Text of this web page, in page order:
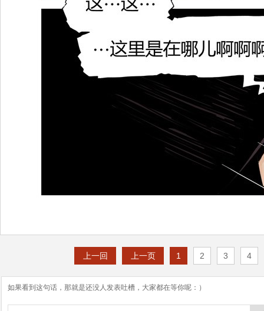
上一回 上一页 1 2 3 4
如果看到这句话，那就是还没人发表吐槽，大家都在等你呢：）